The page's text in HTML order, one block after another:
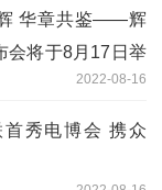
辉 华章共鉴——辉
会将于8月17日举
2022-08-16
秀电博会 携众